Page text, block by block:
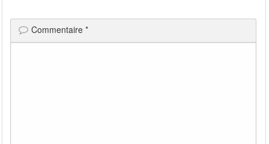
Commentaire*